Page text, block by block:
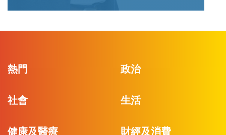
熱門 政治
社會 生活
健康及醫療 財經及消費